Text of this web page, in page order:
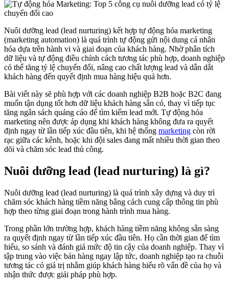
Nuôi dưỡng lead (lead nurturing) kết hợp tự động hóa marketing
(marketing automation) là quá trình tự động gửi nội dung cá nhân
hóa dựa trên hành vi và giai đoạn của khách hàng. Nhờ phân tích
dữ liệu và tự động điều chỉnh cách tương tác phù hợp, doanh nghiệp
có thể tăng tỷ lệ chuyển đổi, nâng cao chất lượng lead và dẫn dắt
khách hàng đến quyết định mua hàng hiệu quả hơn.
Bài viết này sẽ phù hợp với các doanh nghiệp B2B hoặc B2C đang
muốn tận dụng tốt hơn dữ liệu khách hàng sẵn có, thay vì tiếp tục
tăng ngân sách quảng cáo để tìm kiếm lead mới. Tự động hóa
marketing nên được áp dụng khi khách hàng không đưa ra quyết
định ngay từ lần tiếp xúc đầu tiên, khi hệ thống marketing còn rời
rạc giữa các kênh, hoặc khi đội sales đang mất nhiều thời gian theo
dõi và chăm sóc lead thủ công.
Nuôi dưỡng lead (lead nurturing) là gì?
Nuôi dưỡng lead (lead nurturing) là quá trình xây dựng và duy trì
chăm sóc khách hàng tiềm năng bằng cách cung cấp thông tin phù
hợp theo từng giai đoạn trong hành trình mua hàng.
Trong phần lớn trường hợp, khách hàng tiềm năng không sẵn sàng
ra quyết định ngay từ lần tiếp xúc đầu tiên. Họ cần thời gian để tìm
hiểu, so sánh và đánh giá mức độ tin cậy của doanh nghiệp. Thay vì
tập trung vào việc bán hàng ngay lập tức, doanh nghiệp tạo ra chuỗi
tương tác có giá trị nhằm giúp khách hàng hiểu rõ vấn đề của họ và
nhận thức được giải pháp phù hợp.